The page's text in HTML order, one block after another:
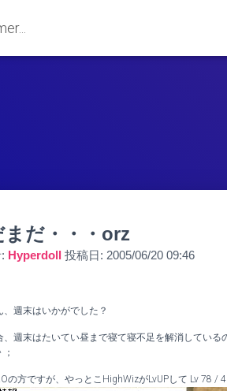
まだ・・・orz
Hyperdoll 投稿日: 2005/06/20 09:46
、週末はいかがでした？
、週末はたいてい昼まで寝て寝不足を解消してい
の方ですが、やっとこHighWizがLvUPして Lv 78 /